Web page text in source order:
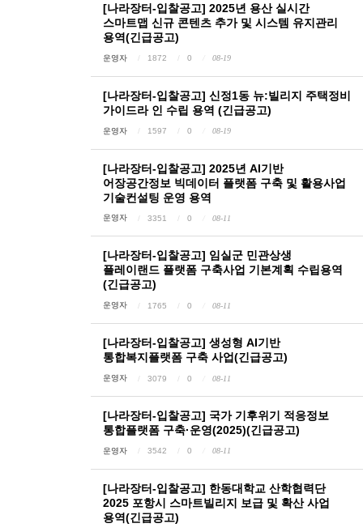
[나라장터-입찰공고] 2025년 용산 실시간
스마트맵 신규 콘텐츠 추가 및 시스템 유지관리
용역(긴급공고)
운영자 1872 0 08-19
[나라장터-입찰공고] 신정1동 뉴:빌리지 주택정비
가이드라 인 수립 용역 (긴급공고)
운영자 1597 0 08-19
[나라장터-입찰공고] 2025년 AI기반
어장공간정보 빅데이터 플랫폼 구축 및 활용사업
기술컨설팅 운영 용역
운영자 3351 0 08-11
[나라장터-입찰공고] 임실군 민관상생
플레이랜드 플랫폼 구축사업 기본계획 수립용역
(긴급공고)
운영자 1765 0 08-11
[나라장터-입찰공고] 생성형 AI기반
통합복지플랫폼 구축 사업(긴급공고)
운영자 3079 0 08-11
[나라장터-입찰공고] 국가 기후위기 적응정보
통합플랫폼 구축·운영(2025)(긴급공고)
운영자 3542 0 08-11
[나라장터-입찰공고] 한동대학교 산학협력단
2025 포항시 스마트빌리지 보급 및 확산 사업
용역(긴급공고)